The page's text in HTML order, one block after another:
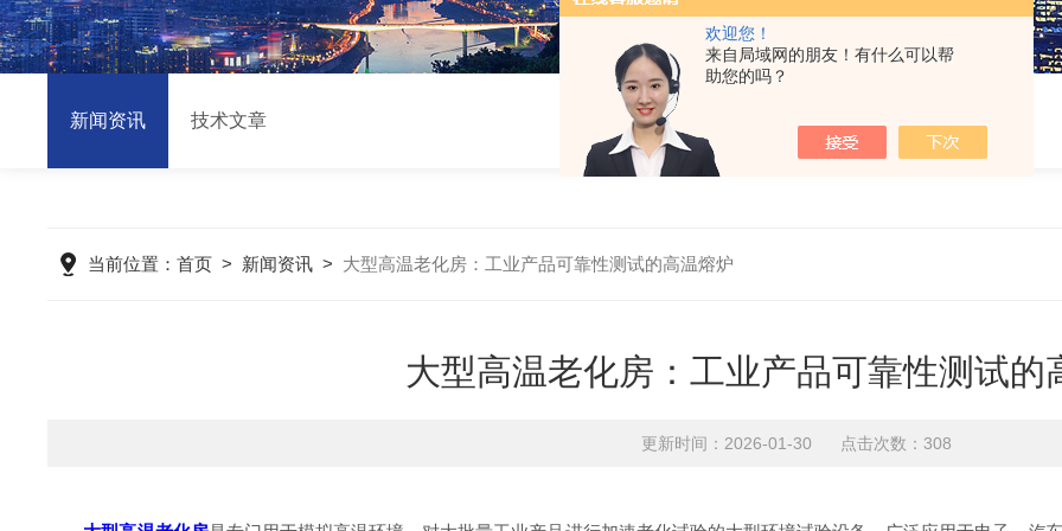
欢迎您！
来自局域网的朋友！有什么可以帮
助您的吗？
新闻资讯 技术文章
当前位置：首页 > 新闻资讯 > 大型高温老化房：工业产品可靠性测试的高温熔炉
大型高温老化房：工业产品可靠性测试的
更新时间：2026-01-30 点击次数：308